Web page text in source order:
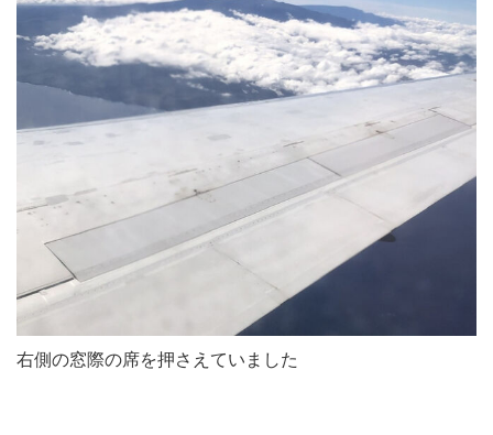
右側の窓際の席を押さえていました